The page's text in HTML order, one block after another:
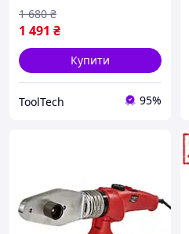
1 491 ₴
1 680 ₴
Купити
ToolTech 95%